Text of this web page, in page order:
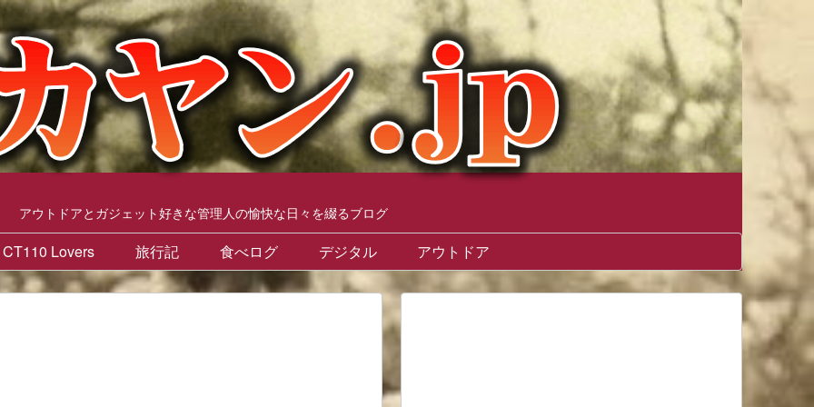
アウトドアとガジェット好きな管理人の愉快な日々を綴るブログ
CT110 Lovers 旅行記 食べログ デジタル アウトドア